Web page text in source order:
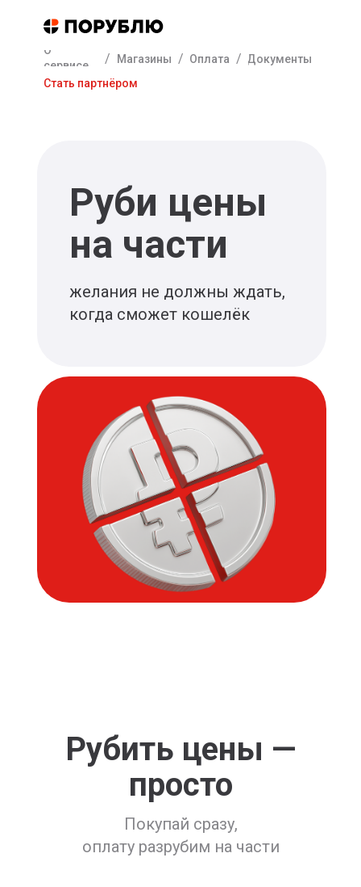
Документы
/
Оплата
/
Магазины
/
О
сервисе
Стать партнёром
желания не должны ждать,
когда сможет кошелёк
Руби цены
на части
Рубить цены —
просто
Покупай сразу,
оплату разрубим на части